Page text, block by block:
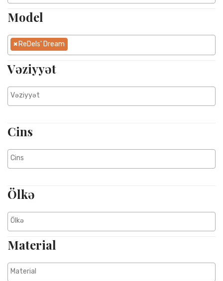
Model
× ReDels' Dream
Vəziyyət
Cins
Ölkə
Material
Mirvari Və Shell Boyunbağı
Zərif damla formalı, brilyant, sapfir, mirvari və shell ilə bəzədilmiş
$18375.00